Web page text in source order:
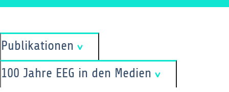
Publikationen
100 Jahre EEG in den Medien